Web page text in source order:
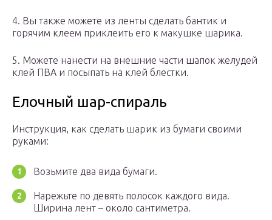
4. Вы также можете из ленты сделать бантик и
горячим клеем приклеить его к макушке шарика.
5. Можете нанести на внешние части шапок желудей
клей ПВА и посыпать на клей блестки.
Елочный шар-спираль
Инструкция, как сделать шарик из бумаги своими
руками:
Возьмите два вида бумаги.
Нарежьте по девять полосок каждого вида.
Ширина лент – около сантиметра.